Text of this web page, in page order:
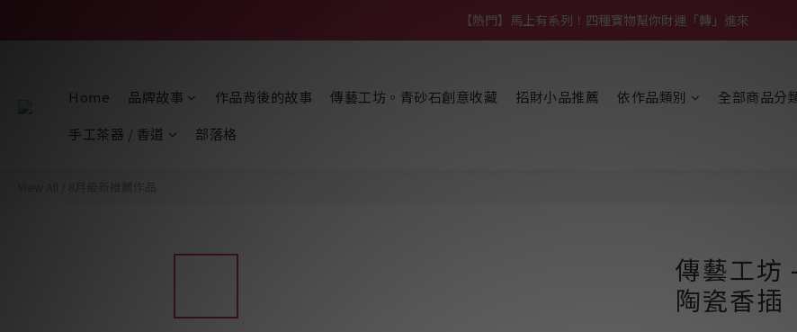
【熱門】馬上有系列！四種寶物幫你財運「轉」進來
【補貨通知】悟道齊天大聖｜到貨拉！
Home 品牌故事 作品背後的故事 傳藝工坊。青砂石創意收藏 招財小品推薦 依作品類別
全部商品分
手工茶器 / 香道
部落格
傳藝工坊
陶瓷香插